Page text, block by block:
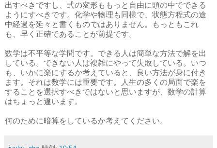
出すべきですし、式の変形ももっと自由に頭の中でできる
ようにすべきです。化学や物理も同様で、状態方程式の途
中経過を延々と書くものではありません。もっともこれ
も、早く正確であることが前提です。
数学は不平等な学問です。できる人は簡単な方法で解を出
している。できない人は複雑にやって失敗している。いつ
も、いかに楽にするか考えていると、良い方法が身に付き
ます。それは数学には重要です。人生の多くの局面で楽を
することを選択すべきではないと思いますが、数学の計算
はちょっと違います。
何のために暗算をしているか考えてください。